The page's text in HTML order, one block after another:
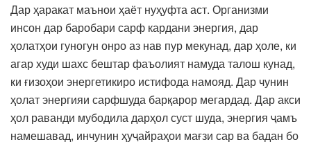
Дар ҳаракат маънои ҳаёт нуҳуфта аст. Организми
инсон дар баробари сарф кардани энергия, дар
ҳолатҳои гуногун онро аз нав пур мекунад, дар ҳоле, ки
агар худи шахс бештар фаъолият намуда талош кунад,
ки ғизоҳои энергетикиро истифода намояд. Дар чунин
ҳолат энергияи сарфшуда барқарор мегардад. Дар акси
ҳол раванди мубодила дарҳол суст шуда, энергия ҷамъ
намешавад, инчунин ҳуҷайраҳои мағзи сар ва бадан бо